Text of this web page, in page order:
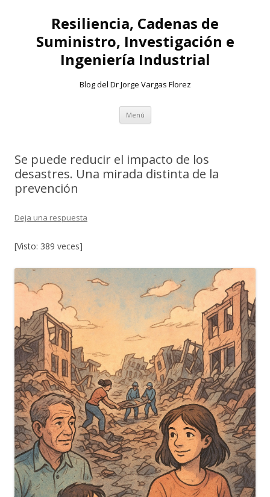
Resiliencia, Cadenas de
Suministro, Investigación e
Ingeniería Industrial
Blog del Dr Jorge Vargas Florez
Menú Ir
contenido
Se puede reducir el impacto de los
desastres. Una mirada distinta de la
prevención
Deja una respuesta
[Visto: 389 veces]